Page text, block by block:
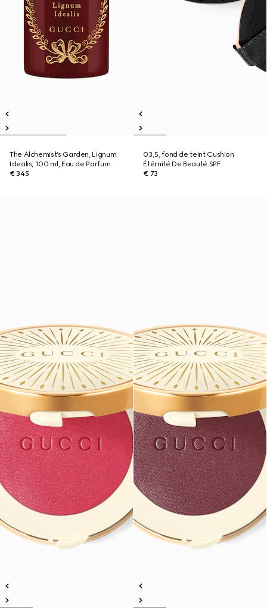
The Alchemist’s Garden, Lignum
Idealis, 100 ml, Eau de Parfum
€ 345
03,5, fond de teint Cushion
Étérnité De Beauté SPF
€ 73